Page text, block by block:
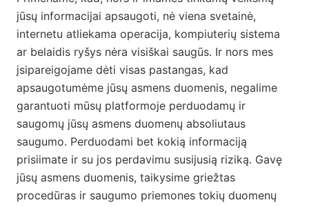
jūsų informacijai apsaugoti, nė viena svetainė,
internetu atliekama operacija, kompiuterių sistema
ar belaidis ryšys nėra visiškai saugūs. Ir nors mes
įsipareigojame dėti visas pastangas, kad
apsaugotumėme jūsų asmens duomenis, negalime
garantuoti mūsų platformoje perduodamų ir
saugomų jūsų asmens duomenų absoliutaus
saugumo. Perduodami bet kokią informaciją
prisiimate ir su jos perdavimu susijusią riziką. Gavę
jūsų asmens duomenis, taikysime griežtas
procedūras ir saugumo priemones tokių duomenų